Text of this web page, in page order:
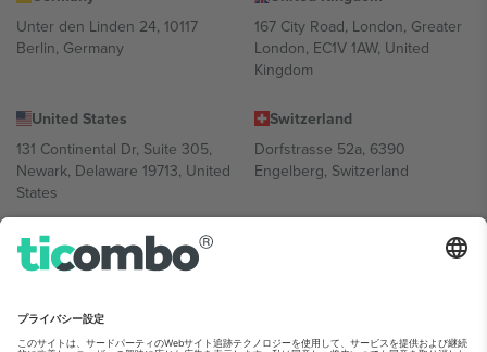
Unter den Linden 24, 10117
Berlin, Germany
167 City Road, London, Greater
London, EC1V 1AW, United
Kingdom
United States
131 Continental Dr, Suite 305,
Newark, Delaware 19713, United
States
Switzerland
Dorfstrasse 52a, 6390
Engelberg, Switzerland
Bulgaria
Regus Sofia City West, bul
Bulgaria